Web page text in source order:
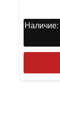
Наличие: